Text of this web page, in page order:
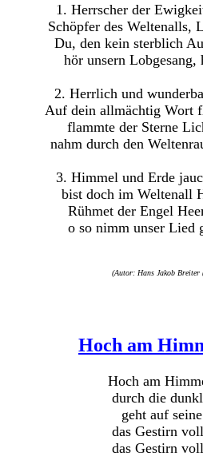
1. Herrscher der
Schöpfer des Weltenalls,
Du, den kein sterblich
hör unsern Lobgesang,
2. Herrlich und
Auf dein allmächtig Wort
flammte der Sterne
nahm durch den
3. Himmel und Erde
bist doch im Weltenall
Rühmet der Engel
o so nimm unser Lied
(Autor: Hans Jakob Breiter
Hoch am
Hoch am
durch die
geht auf
das Gestirn
das Gestirn